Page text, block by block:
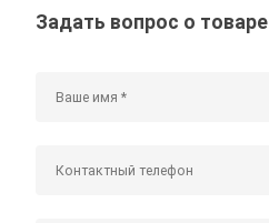
Задать вопрос о товаре